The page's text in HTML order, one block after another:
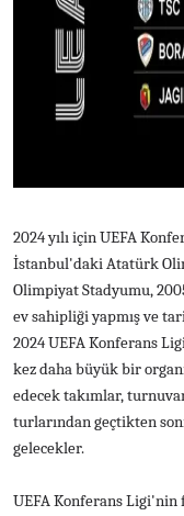
2024 yılı için UEFA
İstanbul'daki Atatürk
Olimpiyat Stadyumu,
ev sahipliği yapmış ve
2024 UEFA Konferans
kez daha büyük bir
edecek takımlar,
turlarından geçtikten
gelecekler.
UEFA Konferans Ligi'nin